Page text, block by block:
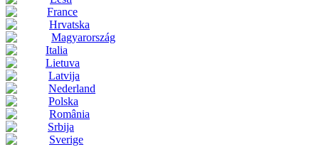
France
Hrvatska
Magyarország
Italia
Lietuva
Latvija
Nederland
Polska
România
Srbija
Sverige